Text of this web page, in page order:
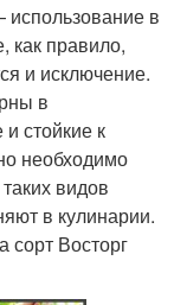
использование в
как правило,
и исключение.
в
стойкие к
необходимо
видов
в кулинарии.
сорт Восторг